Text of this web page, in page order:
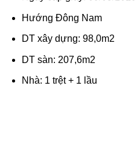
Hướng Đông Nam
DT xây dựng: 98,0m2
DT sàn: 207,6m2
Nhà: 1 trệt + 1 lầu